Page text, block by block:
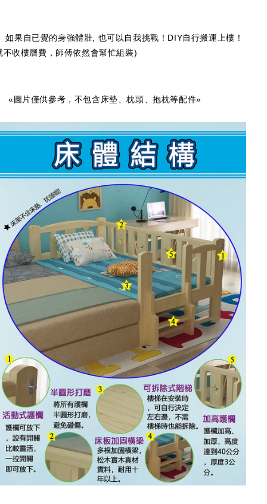
果自已覺的身強體壯, 也可以自我挑戰！DIY自行搬運上樓！
不收樓層費，師傅依然會幫忙組裝)
片僅供參考，不包含床墊、枕頭、抱枕等配件»